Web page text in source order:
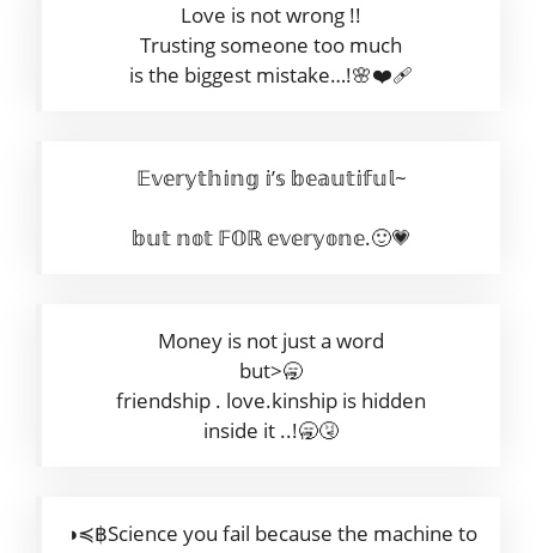
Love is not wrong !!
Trusting someone too much
is the biggest mistake…!🌸❤️🩹
𝔼𝕧𝕖𝕣𝕪𝕥𝕙𝕚𝕟𝕘 𝕚’𝕤 𝕓𝕖𝕒𝕦𝕥𝕚𝕗𝕦𝕝~
𝕓𝕦𝕥 𝕟𝕠𝕥 𝔽𝕆ℝ 𝕖𝕧𝕖𝕣𝕪𝕠𝕟𝕖.🙂💗
Money is not just a word
but>🥱
friendship . love.kinship is hidden
inside it ..!🥱🤧
◑≼฿Science you fail because the machine to